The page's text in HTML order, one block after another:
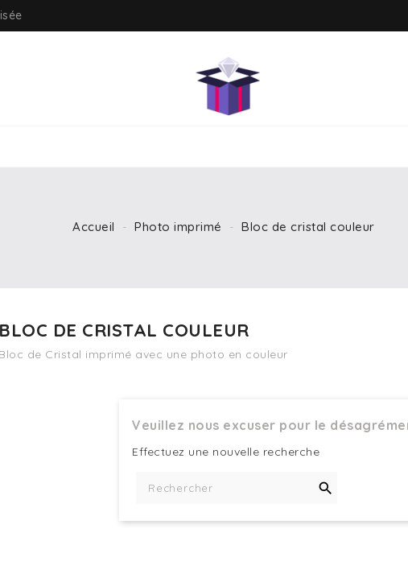
Accueil Photo imprimé Bloc de cristal couleur
BLOC DE CRISTAL COULEUR
Bloc de Cristal imprimé avec une photo en couleur
Veuillez nous excuser pour le
Effectuez une nouvelle recherche
